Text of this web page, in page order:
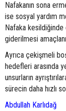
Nafakanın sona
ise sosyal yardım
Nafaka
giderilmesi
Ayrıca çekişmeli
hedefleri arasında
unsurların
sürecin daha hızlı
Abdullah Karlıdağ